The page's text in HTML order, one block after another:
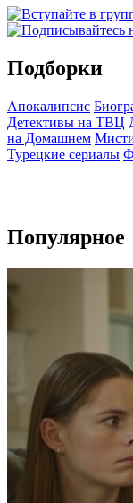
Подборки
Апокалипсис
Детективы на ТВЦ
на Домашнем
Турецкие сериалы
Популярное